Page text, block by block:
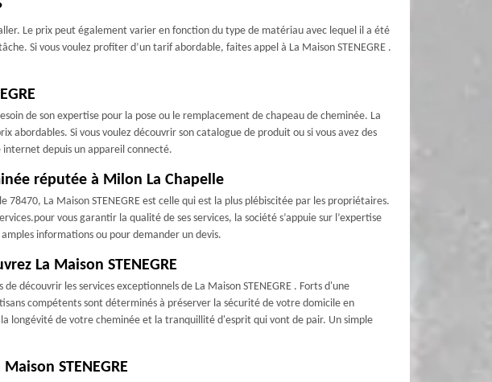
Le prix peut également varier en fonction du type de matériau avec lequel il a été
Si vous voulez profiter d’un tarif abordable, faites appel à La Maison STENEGRE .
de son expertise pour la pose ou le remplacement de chapeau de cheminée. La
Si vous voulez découvrir son catalogue de produit ou si vous avez des
internet depuis un appareil connecté.
réputée à Milon La Chapelle
La Maison STENEGRE est celle qui est la plus plébiscitée par les propriétaires.
vous garantir la qualité de ses services, la société s’appuie sur l’expertise
informations ou pour demander un devis.
La Maison STENEGRE
découvrir les services exceptionnels de La Maison STENEGRE . Forts d'une
compétents sont déterminés à préserver la sécurité de votre domicile en
longévité de votre cheminée et la tranquillité d'esprit qui vont de pair. Un simple
STENEGRE